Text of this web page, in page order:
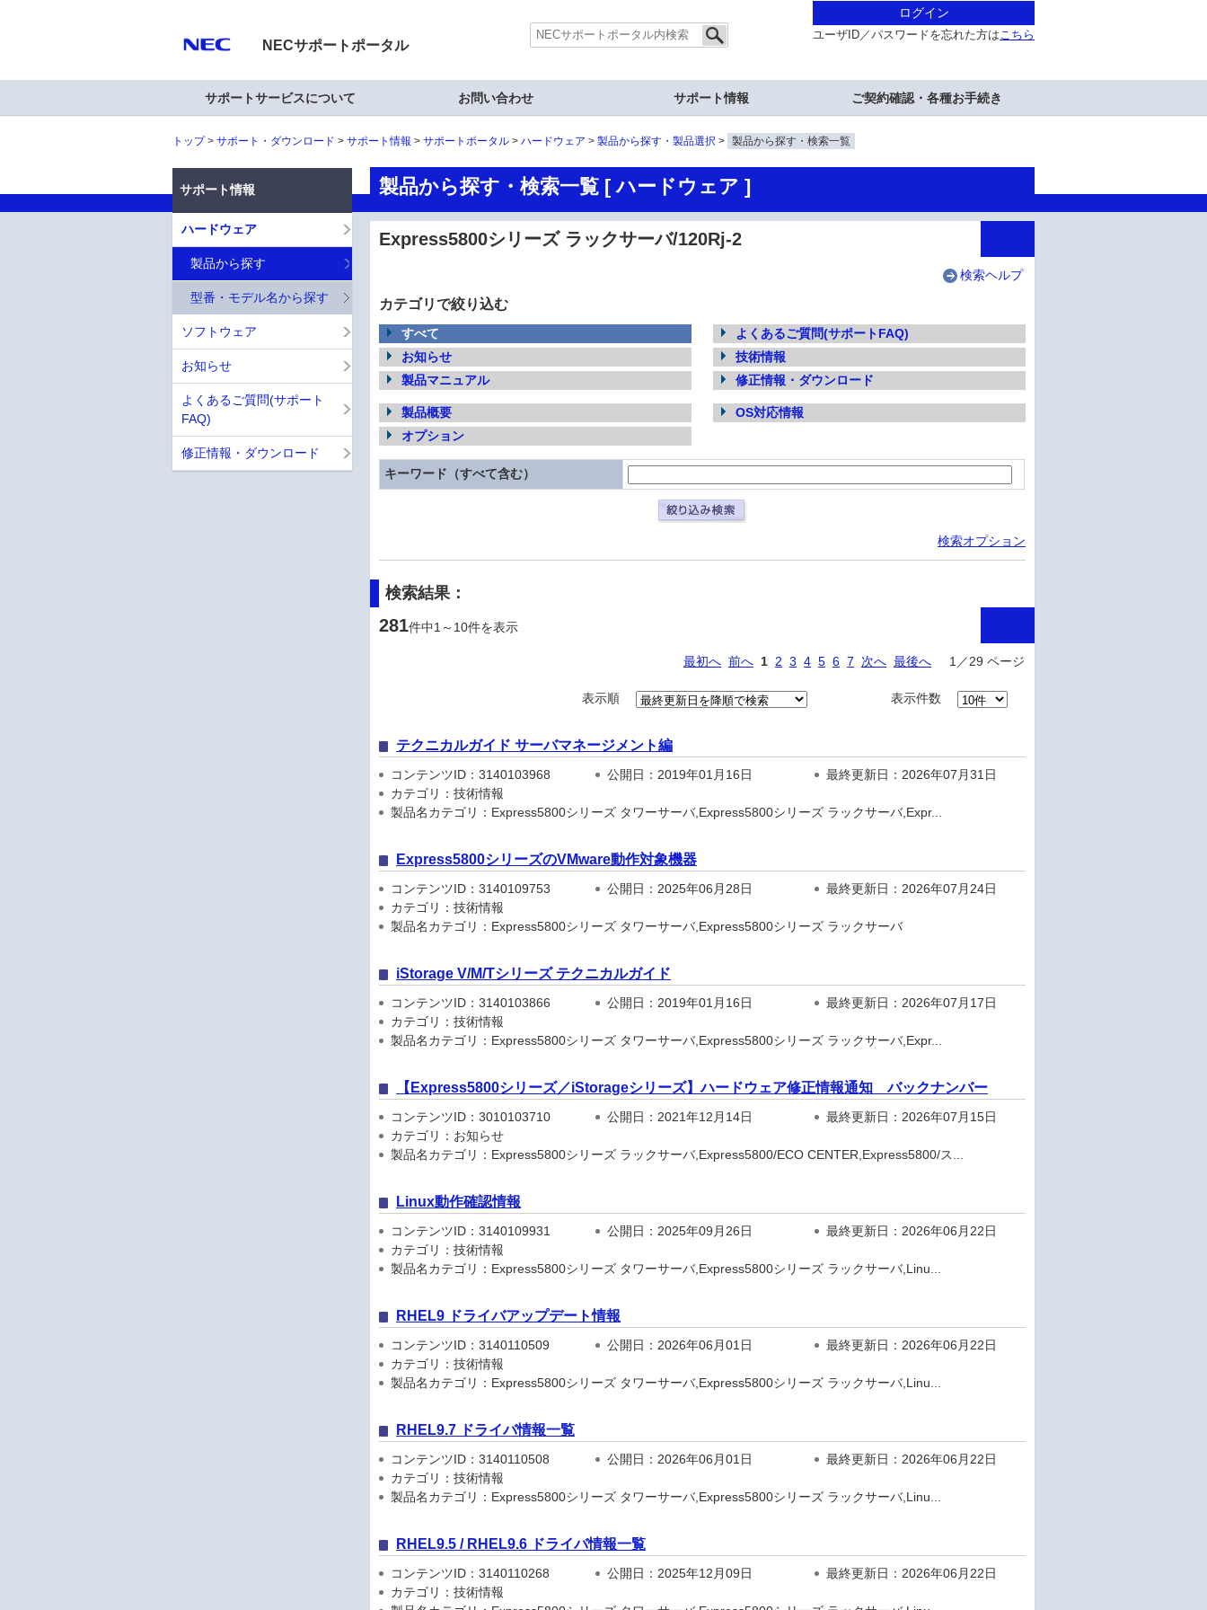
NECサポートポータル
ログイン
ユーザID／パスワードを忘れた方はこちら
サポートサービスについて お問い合わせ サポート情報 ご契約確認・各種お手続き
トップ サポート・ダウンロード サポート情報 サポートポータル ハードウェア 製品から探す・製品選択 製品から探す・検索一覧
製品から探す・検索一覧 [ ハードウェア ]
Express5800シリーズ ラックサーバ/120Rj-2
検索ヘルプ
カテゴリで絞り込む
すべて
よくあるご質問(サポートFAQ)
お知らせ
技術情報
製品マニュアル
修正情報・ダウンロード
製品概要
OS対応情報
オプション
キーワード（すべて含む）
検索オプション
検索結果：
281件中1～10件を表示
最初へ 前へ 1 2 3 4 5 6 7 次へ 最後へ 1／29 ページ
表示順 表示件数
テクニカルガイド サーバマネージメント編
コンテンツID：3140103968 公開日：2019年01月16日
最終更新日：2026年07月31日
カテゴリ：技術情報
製品名カテゴリ：Express5800シリーズ タワーサーバ,Express5800シリーズ ラックサーバ,Expr...
Express5800シリーズのVMware動作対象機器
コンテンツID：3140109753 公開日：2025年06月28日
最終更新日：2026年07月24日
カテゴリ：技術情報
製品名カテゴリ：Express5800シリーズ タワーサーバ,Express5800シリーズ ラックサーバ
iStorage V/M/Tシリーズ テクニカルガイド
コンテンツID：3140103866 公開日：2019年01月16日
最終更新日：2026年07月17日
カテゴリ：技術情報
製品名カテゴリ：Express5800シリーズ タワーサーバ,Express5800シリーズ ラックサーバ,Expr...
【Express5800シリーズ／iStorageシリーズ】ハードウェア修正情報通知 バックナンバー
コンテンツID：3010103710 公開日：2021年12月14日
最終更新日：2026年07月15日
カテゴリ：お知らせ
製品名カテゴリ：Express5800シリーズ ラックサーバ,Express5800/ECO CENTER,Express5800/ス...
Linux動作確認情報
コンテンツID：3140109931 公開日：2025年09月26日
最終更新日：2026年06月22日
カテゴリ：技術情報
製品名カテゴリ：Express5800シリーズ タワーサーバ,Express5800シリーズ ラックサーバ,Linu...
RHEL9 ドライバアップデート情報
コンテンツID：3140110509 公開日：2026年06月01日
最終更新日：2026年06月22日
カテゴリ：技術情報
製品名カテゴリ：Express5800シリーズ タワーサーバ,Express5800シリーズ ラックサーバ,Linu...
RHEL9.7 ドライバ情報一覧
コンテンツID：3140110508 公開日：2026年06月01日
最終更新日：2026年06月22日
カテゴリ：技術情報
製品名カテゴリ：Express5800シリーズ タワーサーバ,Express5800シリーズ ラックサーバ,Linu...
RHEL9.5 / RHEL9.6 ドライバ情報一覧
コンテンツID：3140110268 公開日：2025年12月09日
最終更新日：2026年06月22日
カテゴリ：技術情報
サポート情報
ハードウェア
製品から探す
型番・モデル名から探す
ソフトウェア
お知らせ
よくあるご質問(サポート
FAQ)
修正情報・ダウンロード